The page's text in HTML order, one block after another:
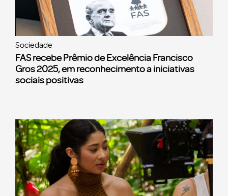
Sociedade
FAS recebe Prêmio de Excelência Francisco
Gros 2025, em reconhecimento a iniciativas
sociais positivas